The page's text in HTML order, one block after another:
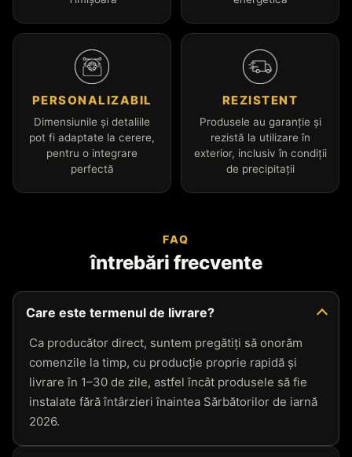
PERSONALIZABIL
Dimensiunile și detaliile
pot fi adaptate la cerere,
pentru o integrare
perfectă
REZISTENT
Produsele au garanție și
rezistă la utilizare în
exterior, inclusiv în condiții
de precipitații
FAQ
întrebări frecvente
Care este termenul de livrare?
Ca producător direct, suntem pregătiți să onorăm
comenzile la timp, cu producție proprie rapidă și
livrare în 1–30 de zile, astfel încât produsele să fie
instalate fără întârzieri înaintea Sărbătorilor de iarnă
2026.